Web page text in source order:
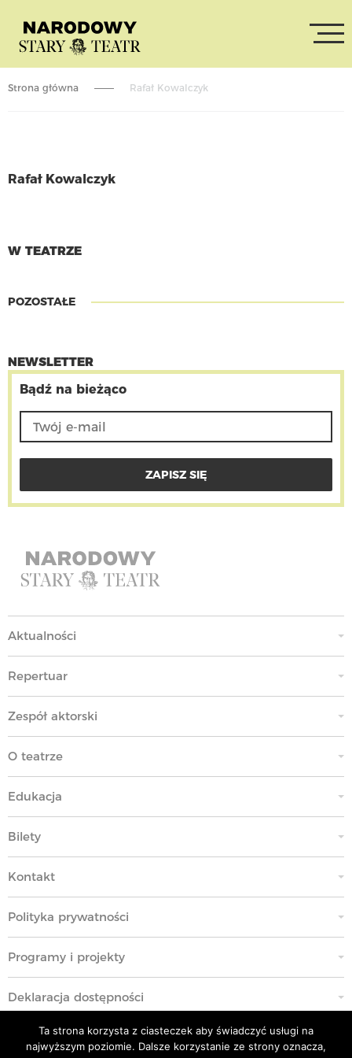
Strona główna Rafał Kowalczyk
Rafał Kowalczyk
W TEATRZE
POZOSTAŁE
NEWSLETTER
Bądź na bieżąco
Aktualności
Repertuar
Zespół aktorski
O teatrze
Edukacja
Bilety
Kontakt
Polityka prywatności
Programy i projekty
Deklaracja dostępności
Standardy Ochrony Małoletnich
Ta strona korzysta z ciasteczek aby świadczyć usługi na
najwyższym poziomie. Dalsze korzystanie ze strony oznacza,